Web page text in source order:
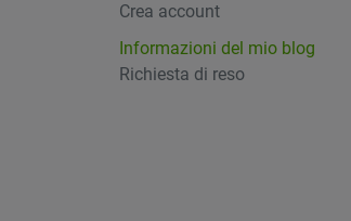
Crea account
Informazioni del mio blog
Richiesta di reso